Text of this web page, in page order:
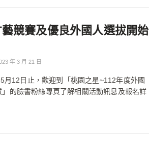
競賽及優良外國人選拔開始
年 3 月 21 日
月12日止，歡迎到「桃園之星~112年度外國
的臉書粉絲專頁了解相關活動訊息及報名詳